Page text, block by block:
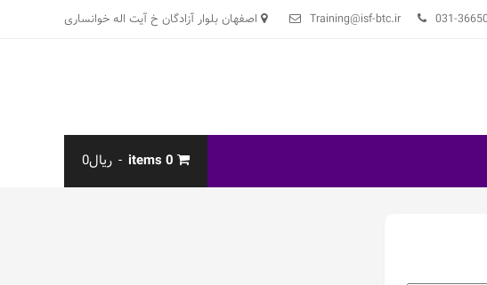
031-
Training@isf-btc.ir اصفهان بلوار آزادگان خ آیت اله خوانساری
0 items ریال0